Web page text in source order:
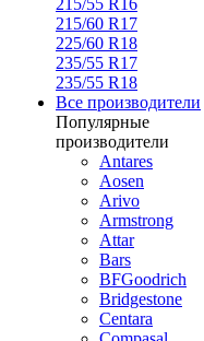
215/55 R16
215/60 R17
225/60 R18
235/55 R17
235/55 R18
Все производители
Популярные
производители
Antares
Aosen
Arivo
Armstrong
Attar
Bars
BFGoodrich
Bridgestone
Centara